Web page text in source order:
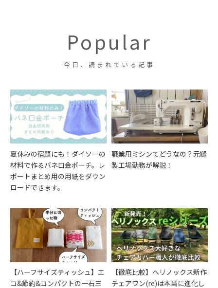
人家族におすすめの理由も紹介
【ハーフサイズティッシュ】エ
コ&節約&コンパクトの一石三
鳥！キャンプにもおすすめで
す！
夏休みの宿題にも！ダイソーの
材料で作るバネ口金ポーチ。レ
ポートまとめ用の用紙をダウン
ロードできます。
パイピングを簡単に！！SUISEI
四つ折りバインダーの使い方を
元縫製工場勤務がご紹介しま
す！
ヨーグルトメーカー 『ラクト
ヘルシス エコグルト』を買って
みた ヨーグルトメーカーの使
い方と、作れるメニューを詳し
く解説！
が詳しく解説！
[入園入学準備]ループつきタオ
ルの作り方 元縫製工場勤務
が、一番簡単なやり方を考えま
した！
[入園入学準備]三角巾の作り
方 ゴムあり 女の子向け♡
フリルつき お子さんでも自分
でかぶれる！
【入園入学準備】三角巾の作り
方 ゴムなし 元縫製工場勤務が
コツを教えます！
【女の子向け】レッスンバッグ
の作り方 ゆめかわ♡ユニコーン
編 縫製職人が解説します！
Popular
夏休みの宿題にも！ダイソーの
材料で作るバネ口金ポーチ。レ
ポートまとめ用の用紙をダウン
ロードできます。
職業用ミシンてどうなの？元縫
製工場勤務が解説！
【ハーフサイズティッシュ】エ
コ&節約&コンパクトの一石三
【徹底比較】ヘリノックス新作
チェアワン(re)は本当に進化し